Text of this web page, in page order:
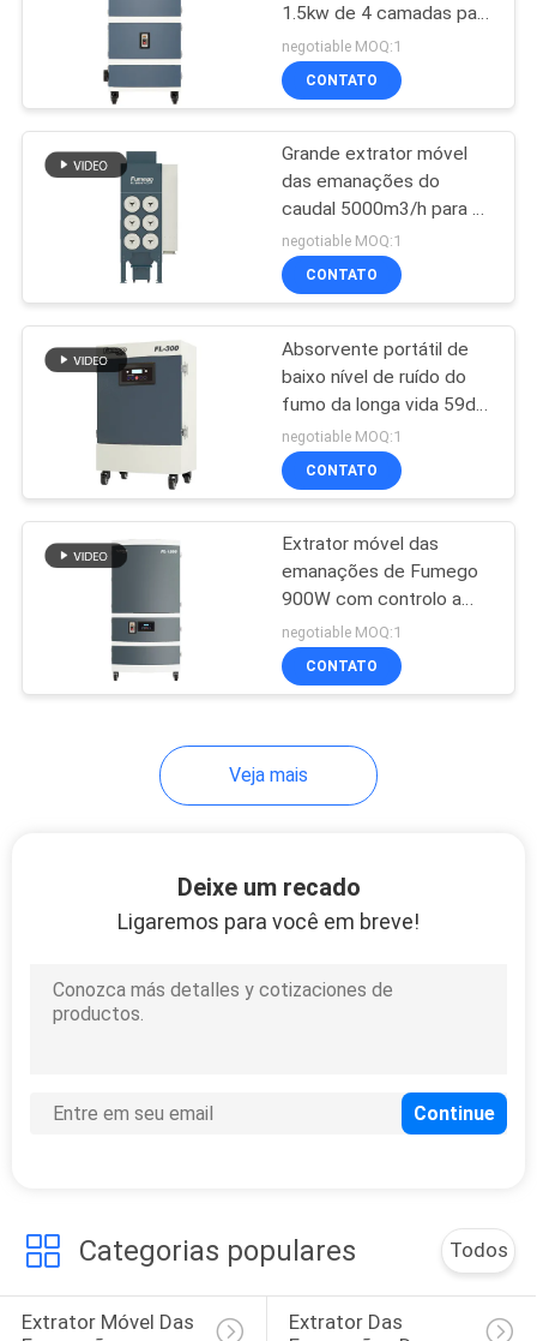
Coletor de poeira da
sução
12
Extrator das
emanações do
vácuo
Purificador UV do ar
extrator das
Máquina de
1
1.5kw de 4 camadas para
a gravura do laser
negotiable MOQ:1
CONTATO
Grande extrator móvel
das emanações do
caudal 5000m3/h para o
corte do laser
negotiable MOQ:1
CONTATO
Absorvente portátil de
baixo nível de ruído do
fumo da longa vida 59dB
450m3/H
negotiable MOQ:1
CONTATO
Extrator móvel das
emanações de Fumego
900W com controlo a
distância
negotiable MOQ:1
CONTATO
Veja mais
Deixe um recado
Ligaremos para você em breve!
Categorias populares Todos
Extrator Móvel Das
Extrator Das